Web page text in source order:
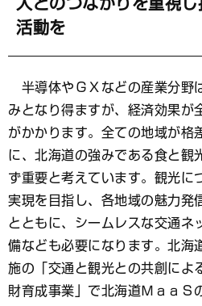
人とのつながりを重視
活動を
半導体やＧＸなどの産業分野
みとなり得ますが、経済効果が
がかかります。全ての地域が格
に、北海道の強みである食と観
ず重要と考えています。観光に
実現を目指し、各地域の魅力発
とともに、シームレスな交通ネ
備なども必要になります。北海
施の「交通と観光との共創によ
財育成事業」で北海道ＭａａＳ